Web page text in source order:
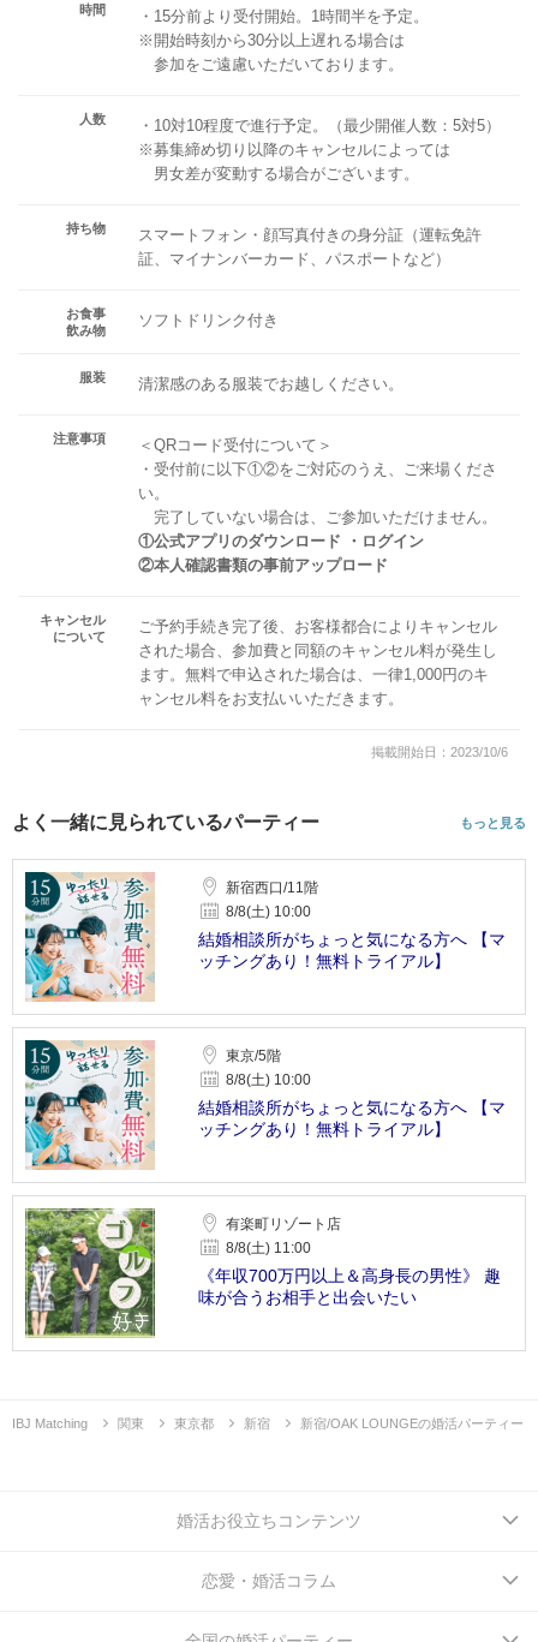
時間
・15分前より受付開始。1時間半を予定。
※開始時刻から30分以上遅れる場合は
参加をご遠慮いただいております。
人数
・10対10程度で進行予定。（最少開催人数：5対5）
※募集締め切り以降のキャンセルによっては
男女差が変動する場合がございます。
持ち物
スマートフォン・顔写真付きの身分証（運転免許
証、マイナンバーカード、パスポートなど）
お食事
飲み物
ソフトドリンク付き
服装 清潔感のある服装でお越しください。
注意事項
＜QRコード受付について＞
・受付前に以下①②をご対応のうえ、ご来場くださ
い。
完了していない場合は、ご参加いただけません。
①公式アプリのダウンロード ・ログイン
②本人確認書類の事前アップロード
キャンセル
について
ご予約手続き完了後、お客様都合によりキャンセル
された場合、参加費と同額のキャンセル料が発生し
ます。無料で申込された場合は、一律1,000円のキ
ャンセル料をお支払いいただきます。
掲載開始日：2023/10/6
よく一緒に見られているパーティー もっと見る
新宿西口/11階
8/8(土) 10:00
結婚相談所がちょっと気になる方へ 【マ
ッチングあり！無料トライアル】
東京/5階
8/8(土) 10:00
結婚相談所がちょっと気になる方へ 【マ
ッチングあり！無料トライアル】
有楽町リゾート店
8/8(土) 11:00
《年収700万円以上＆高身長の男性》 趣
味が合うお相手と出会いたい
IBJ Matching 関東 東京都 新宿 新宿/OAK LOUNGEの婚活パーティー
婚活お役立ちコンテンツ
恋愛・婚活コラム